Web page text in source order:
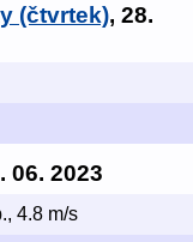
(čtvrtek), 28.
06. 2023
4.8 m/s